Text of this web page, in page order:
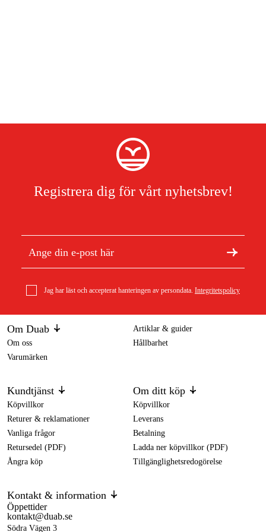
Registrera dig för vårt nyhetsbrev!
Jag har läst och accepterat hanteringen av persondata. Integritetspolicy
Om Duab
Om oss
Varumärken
Artiklar & guider
Hållbarhet
Kundtjänst
Köpvillkor
Returer & reklamationer
Vanliga frågor
Retursedel (PDF)
Ångra köp
Om ditt köp
Köpvillkor
Leverans
Betalning
Ladda ner köpvillkor (PDF)
Tillgänglighetsredogörelse
Kontakt & information
Öppettider
kontakt@duab.se
Södra Vägen 3